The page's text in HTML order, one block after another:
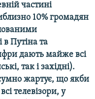
частині
10% громадян
в Путіна та
дають майже всі
так і західні).
жартує, що якби
телевізори, у